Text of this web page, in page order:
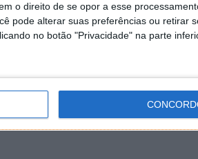
o direito de se opor a esse
pode alterar suas preferências ou retirar
no botão "Privacidade" na parte